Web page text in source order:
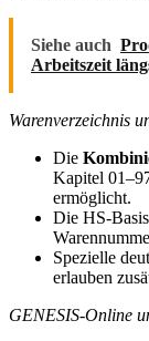
Siehe auch
Arbeitszeit
Warenverzeichnis
Die
Kapitel
ermöglicht.
Die HS-
Spezielle
erlauben
GENESIS-Online